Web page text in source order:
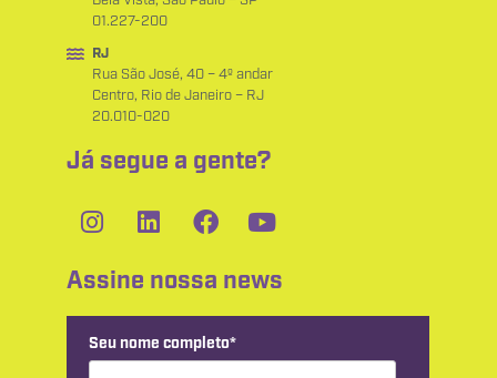
01.227-200
RJ
Rua São José, 40 – 4º andar
Centro, Rio de Janeiro – RJ
20.010-020
Já segue a gente?
Assine nossa news
Seu nome completo*